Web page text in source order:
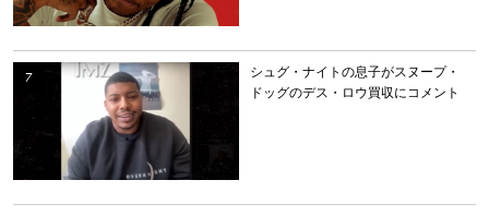
シュグ・ナイトの息子がスヌープ・
ドッグのデス・ロウ買収にコメント